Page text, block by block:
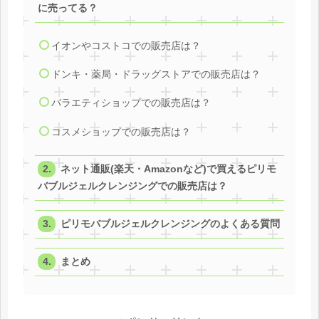
に売ってる？
イオンやコストコでの販売店は？
ドンキ・薬局・ドラッグストアでの販売店は？
バラエティショップでの販売店は？
コスメショップでの販売店は？
ネット通販(楽天・Amazonなど)で買えるピリモ
バブルジェルクレンジングでの販売店は？
ピリモバブルジェルクレンジングのよくある質問
まとめ